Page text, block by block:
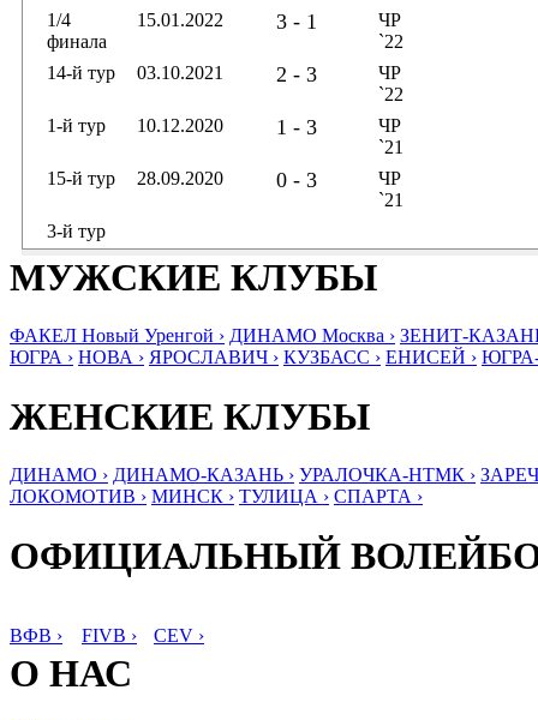
1/4
финала
15.01.2022 3 - 1
ЧР
`22
14-й тур
03.10.2021 2 - 3
ЧР
`22
1-й тур
10.12.2020 1 - 3
ЧР
`21
15-й тур
28.09.2020 0 - 3
ЧР
`21
3-й тур
МУЖСКИЕ КЛУБЫ
ФАКЕЛ Новый Уренгой › ДИНАМО Москва › ЗЕНИТ-
ЮГРА › НОВА › ЯРОСЛАВИЧ › КУЗБАСС › ЕНИСЕЙ ›
ЖЕНСКИЕ КЛУБЫ
ДИНАМО › ДИНАМО-КАЗАНЬ › УРАЛОЧКА-НТМК ›
ЛОКОМОТИВ › МИНСК › ТУЛИЦА › СПАРТА ›
ОФИЦИАЛЬНЫЙ
ВФВ › FIVB › CEV ›
О НАС